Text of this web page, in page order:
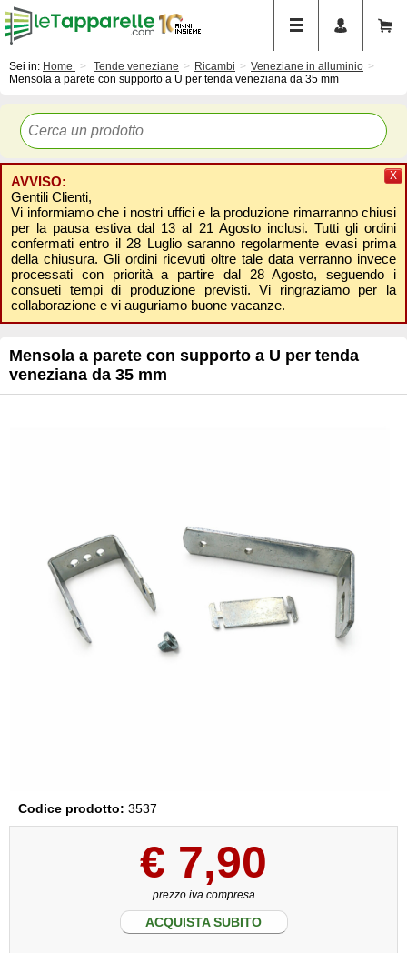
Sei in: Home Tende veneziane Ricambi
Veneziane in alluminio
Mensola a parete con supporto a U per tenda veneziana da 35 mm
AVVISO:
Gentili Clienti,
Vi informiamo che i nostri uffici e la produzione rimarranno chiusi
per la pausa estiva dal 13 al 21 Agosto inclusi. Tutti gli ordini
confermati entro il 28 Luglio saranno regolarmente evasi prima
della chiusura. Gli ordini ricevuti oltre tale data verranno invece
processati con priorità a partire dal 28 Agosto, seguendo i
consueti tempi di produzione previsti. Vi ringraziamo per la
collaborazione e vi auguriamo buone vacanze.
X
Mensola a parete con supporto a U per tenda
veneziana da 35 mm
Codice prodotto: 3537
€ 7,90
prezzo iva compresa
ACQUISTA SUBITO